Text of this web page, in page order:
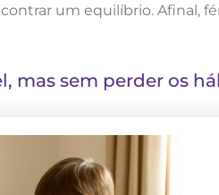
um equilíbrio. Afinal,
mas sem perder os